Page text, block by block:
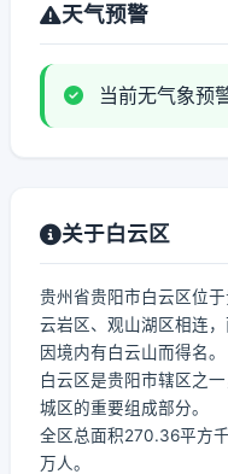
天气预警
当前无气象预
关于白云区
贵州省贵阳市白云区位
云岩区、观山湖区相连
因境内有白云山而得名。
白云区是贵阳市辖区之
城区的重要组成部分。
全区总面积270.36平方
万人。